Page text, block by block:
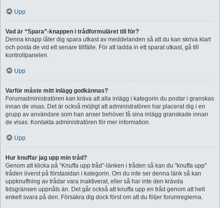
Upp
Vad är “Spara”-knappen i trådformuläret till för?
Denna knapp låter dig spara utkast av meddelanden så att du kan skriva klart
och posta de vid ett senare tillfälle. För att ladda in ett sparat utkast, gå till
kontrollpanelen.
Upp
Varför måste mitt inlägg godkännas?
Forumadministratören kan kräva att alla inlägg i kategorin du postar i granskas
innan de visas. Det är också möjligt att administratören har placerat dig i en
grupp av användare som han anser behöver få sina inlägg granskade innan
de visas. Kontakta administratören för mer information.
Upp
Hur knuffar jag upp min tråd?
Genom att klicka på “Knuffa upp tråd”-länken i tråden så kan du "knuffa upp"
tråden överst på förstasidan i kategorin. Om du inte ser denna länk så kan
uppknuffning av trådar vara inaktiverat, eller så har inte den krävda
tidsgränsen uppnåts än. Det går också att knuffa upp en tråd genom att helt
enkelt svara på den. Försäkra dig dock först om att du följer forumreglerna.